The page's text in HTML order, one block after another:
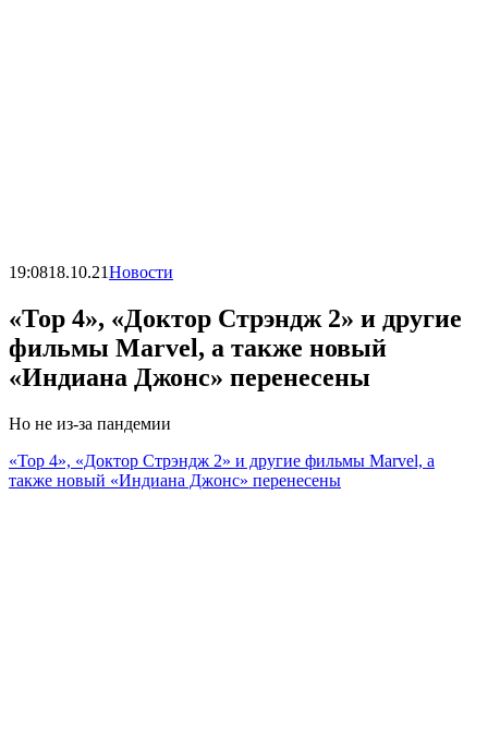
19:0818.10.21Новости
«Тор 4», «Доктор Стрэндж 2» и другие
фильмы Marvel, а также новый
«Индиана Джонс» перенесены
Но не из-за пандемии
«Тор 4», «Доктор Стрэндж 2» и другие фильмы Marvel, а
также новый «Индиана Джонс» перенесены